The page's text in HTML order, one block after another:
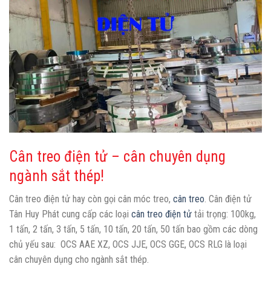
Cân treo điện tử – cân chuyên dụng
ngành sắt thép!
Cân treo điện tử hay còn gọi cân móc treo, cân treo. Cân điện tử
Tân Huy Phát cung cấp các loại cân treo điện tử tải trọng: 100kg,
1 tấn, 2 tấn, 3 tấn, 5 tấn, 10 tấn, 20 tấn, 50 tấn bao gồm các dòng
chủ yếu sau: OCS AAE XZ, OCS JJE, OCS GGE, OCS RLG là loại
cân chuyên dụng cho ngành sắt thép.